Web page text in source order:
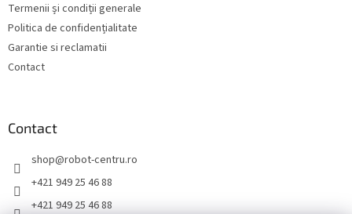
Termenii și condiții generale
Politica de confidențialitate
Garantie si reclamatii
Contact
Contact
shop@robot-centru.ro
+421 949 25 46 88
+421 949 25 46 88